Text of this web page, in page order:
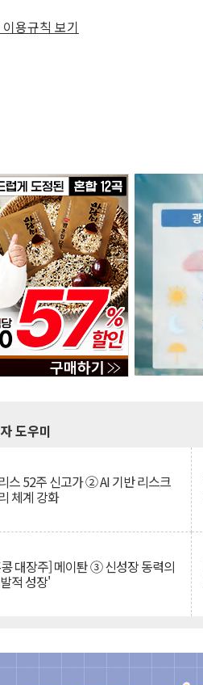
용규칙 보기
도우미
스 52주 신고가 ② AI 기반 리스크
체계 강화
대장주] 메이퇀 ③ 신성장 동력의
적 성장'